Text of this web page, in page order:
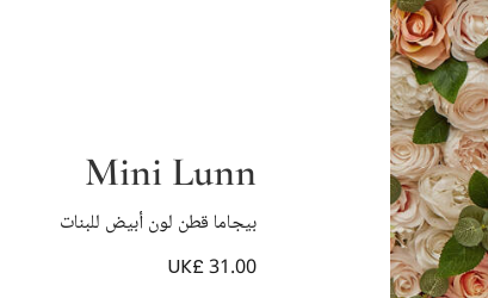
Mini Lunn
بيجاما قطن لون أبيض للبنات
UK£ 31.00